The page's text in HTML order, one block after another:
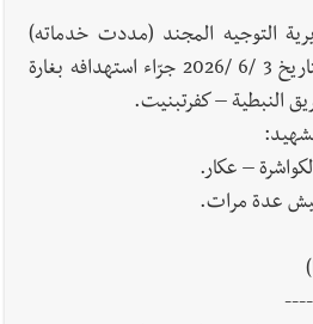
: إصابة أحد العسكريين بجروح طفيفة
لجرافة للجيش في بلدة المنصوري -
القت قنبلة صوتية باتجاه جرافة للجيش
ومعلومات أولية عن اصابة أحد
التوجيه المجند (مددت خدماته)
عمر خضر الذي استشهد بتاريخ 3 /6 /2026 جرّاء استهدافه بغارة
النبطية – كفرتبنيت.
عدة مرات.